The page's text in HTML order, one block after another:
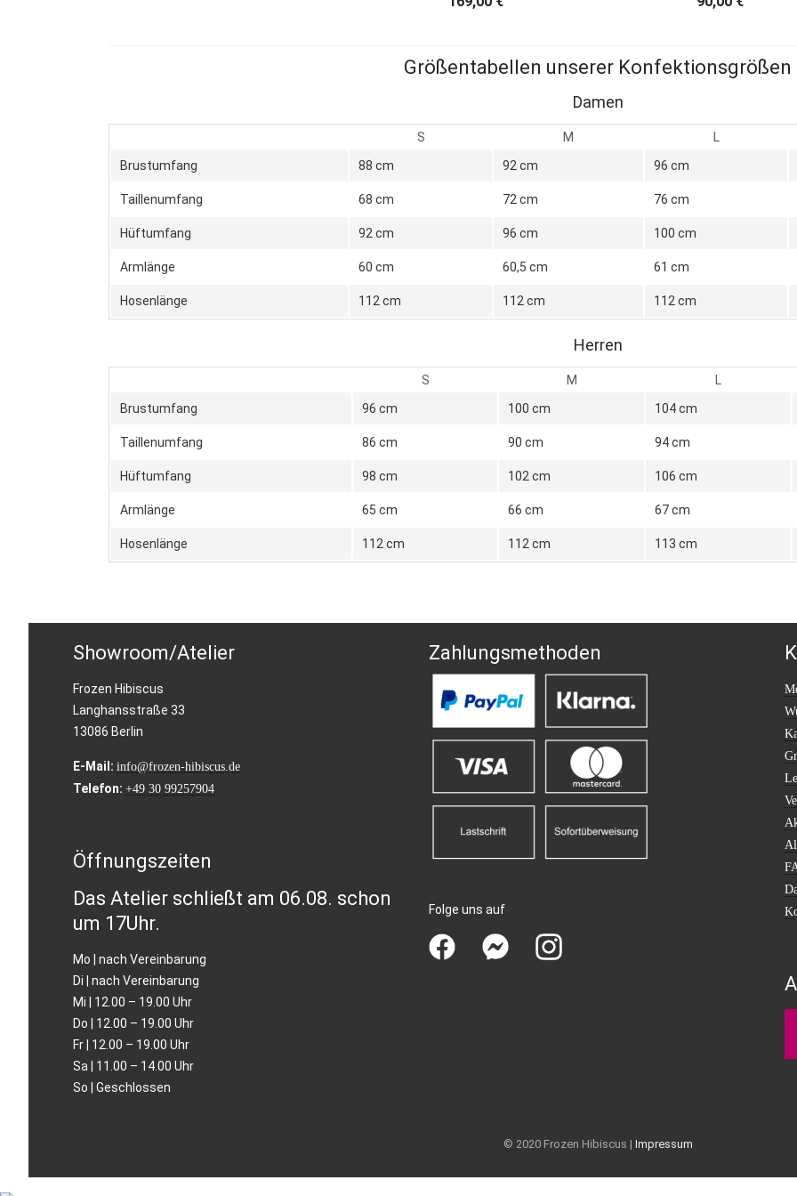
Größentabellen unserer Konfektionsgrößen
Damen
S M
L
Brustumfang
88 cm 92 cm 96 cm
Taillenumfang 68 cm 72 cm 76 cm
Hüftumfang 92 cm 96 cm 100 cm
Armlänge 60 cm 60,5 cm 61 cm
Hosenlänge 112 cm 112 cm 112 cm
Herren
S M
L
Brustumfang
96 cm 100 cm 104 cm
Taillenumfang 86 cm 90 cm 94 cm
Hüftumfang 98 cm 102 cm 106 cm
Armlänge 65 cm 66 cm 67 cm
Hosenlänge 112 cm 112 cm 113 cm
Showroom/Atelier
Frozen Hibiscus
Langhansstraße 33
13086 Berlin
E-Mail: info@frozen-hibiscus.de
Telefon: +49 30 99257904
Öffnungszeiten
Das Atelier schließt am 06.08. schon
um 17Uhr.
Mo | nach Vereinbarung
Di | nach Vereinbarung
Mi | 12.00 – 19.00 Uhr
Do | 12.00 – 19.00 Uhr
Fr | 12.00 – 19.00 Uhr
Sa | 11.00 – 14.00 Uhr
So | Geschlossen
Zahlungsmethoden
Folge uns auf
© 2020 Frozen Hibiscus | Impressum